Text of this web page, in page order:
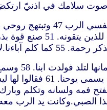
الصبي.وكانت يد الرب